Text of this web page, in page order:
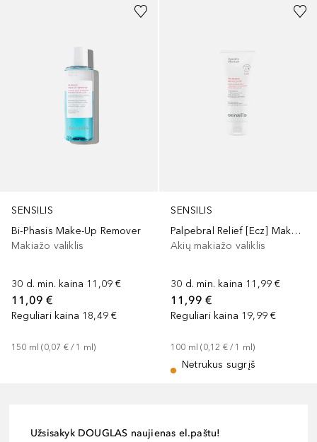
SENSILIS
Bi-Phasis Make-Up Remover
Makiažo valiklis
30 d. min. kaina 11,09 €
11,09 €
Reguliari kaina 18,49 €
150 ml (0,07 € / 1 ml)
SENSILIS
Palpebral Relief [Ecz] Make Up Remover&Treatment For Irritated Sensitive Eyelids
Akių makiažo valiklis
30 d. min. kaina 11,99 €
11,99 €
Reguliari kaina 19,99 €
100 ml (0,12 € / 1 ml)
Netrukus sugrįš
Užsisakyk DOUGLAS naujienas el.paštu!